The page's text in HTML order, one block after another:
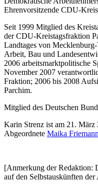
Ehrenvorsitzende CDU-
Seit 1999 Mitglied des
der CDU-Kreistagsfraktion
Landtages von
Arbeit, Bau und
2006 arbeitsmarktpolitische
November 2007
Fraktion; 2006 bis 2008
Parchim.
Mitglied des Deutschen
Karin Strenz ist am 21.
Abgeordnete Maika
[Anmerkung der Redaktion:
auf den Selbstauskünften